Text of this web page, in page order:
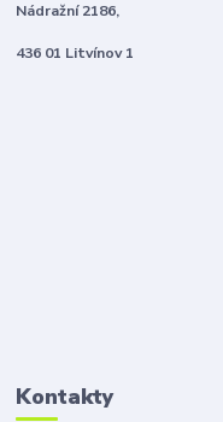
Nádražní 2186,
436 01 Litvínov 1
Kontakty